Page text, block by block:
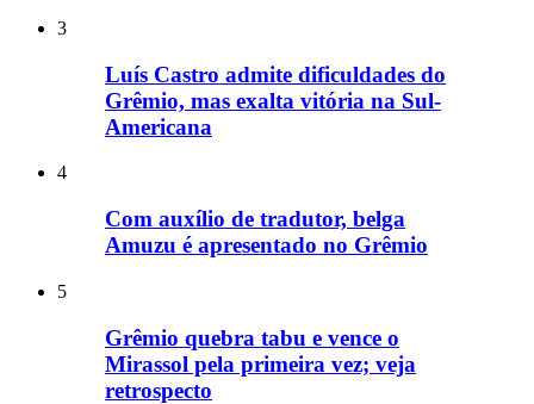
3
Luís Castro admite dificuldades do
Grêmio, mas exalta vitória na Sul-
Americana
4
Com auxílio de tradutor, belga
Amuzu é apresentado no Grêmio
5
Grêmio quebra tabu e vence o
Mirassol pela primeira vez; veja
retrospecto